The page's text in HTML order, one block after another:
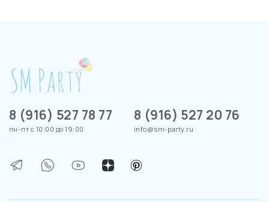
8 (916) 527 78 77
пн-пт с 10:00 до 19:00
8 (916) 527 20 76
info@sm-party.ru